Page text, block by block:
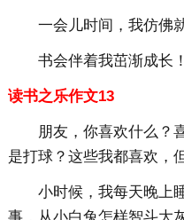
一会儿时间，我仿佛
书会伴着我茁渐成长！
读书之乐作文13
朋友，你喜欢什么？
是打球？这些我都喜欢，
小时候，我每天晚上